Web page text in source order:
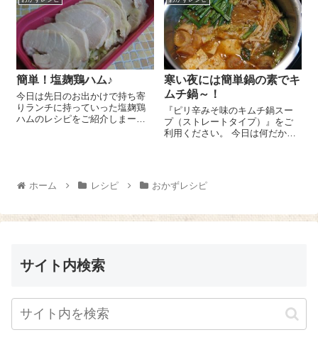
水 大さじ3、醤油 大さじ1、
みりん ...
ナ水煮缶小 1缶のふたを開け、
そこに『...
簡単！塩麹鶏ハム♪
今日は先日のお出かけで持ち寄
りランチに持っていった塩麹鶏
ハムのレシピをご紹介しまー
んで2晩ほ...
寒い夜には簡単鍋の素でキ
ムチ鍋～！
『ピリ辛みそ味のキムチ鍋スー
プ（ストレートタイプ）』をご
利用ください。 今日は何だか鍋
リクエスト。えー、でもね、私
ね、キムチ鍋が食べたいんだ...
ホーム レシピ おかずレシピ
サイト内検索